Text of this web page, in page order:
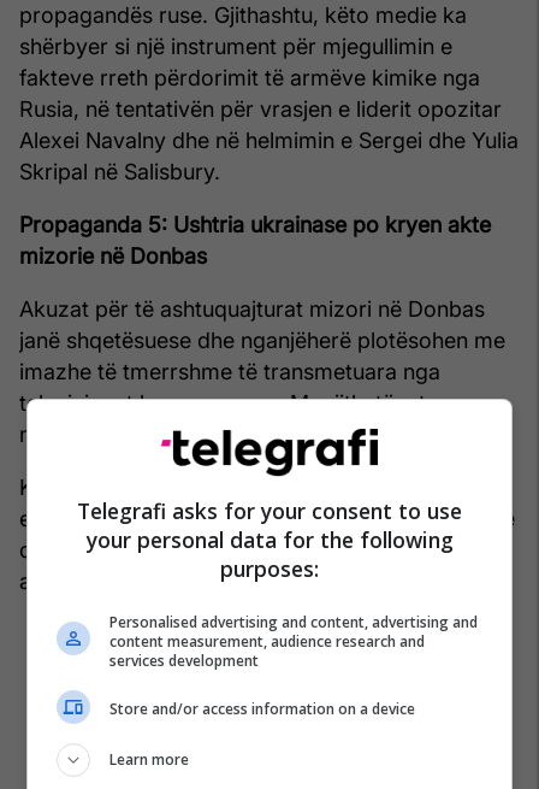
propagandës ruse. Gjithashtu, këto medie ka
shërbyer si një instrument për mjegullimin e
fakteve rreth përdorimit të armëve kimike nga
Rusia, në tentativën për vrasjen e liderit opozitar
Alexei Navalny dhe në helmimin e Sergei dhe Yulia
Skripal në Salisbury.
Propaganda 5: Ushtria ukrainase po kryen akte
mizorie në Donbas
Akuzat për të ashtuquajturat mizori në Donbas
janë shqetësuese dhe nganjëherë plotësohen me
imazhe të tmerrshme të transmetuara nga
televizionet kryesore ruse. Megjithatë, atyre u
mungojnë dukshëm detajet e besueshme.
Këto medie kanë përdorur mesazhe shumë
emocionale dhe të fabrikuara për të nxitur urrejtje
dhe frikë ndaj ukrainasve, veçanërisht në
audiencën vendase ruse.
Telegrafi asks for your consent to use
your personal data for the following
purposes:
Personalised advertising and content, advertising and
content measurement, audience research and
services development
Store and/or access information on a device
Learn more